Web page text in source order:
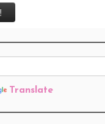
Translate